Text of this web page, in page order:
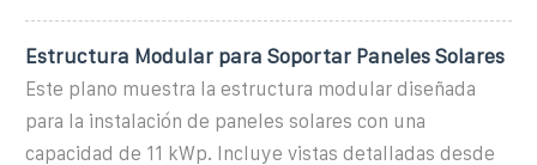
Estructura Modular para Soportar Paneles Solares
Este plano muestra la estructura modular diseñada
para la instalación de paneles solares con una
capacidad de 11 kWp. Incluye vistas detalladas desde